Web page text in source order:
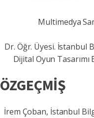
Multimedya
Dr. Öğr. Üyesi. İstanbul
Dijital Oyun
ÖZGEÇMİŞ
İrem Çoban, İstanbul